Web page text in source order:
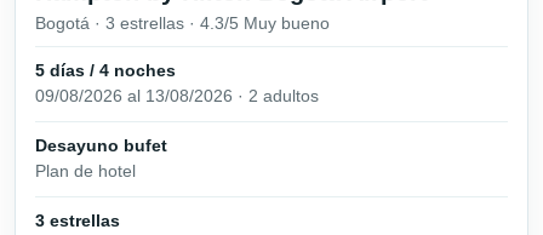
Bogotá · 3 estrellas · 4.3/5 Muy bueno
5 días / 4 noches
09/08/2026 al 13/08/2026 · 2 adultos
Desayuno bufet
Plan de hotel
3 estrellas